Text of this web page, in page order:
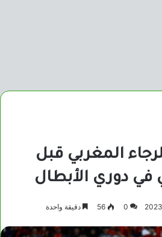
المغربي قبل
في دوري الأبطال
0
56 دقيقة واحدة